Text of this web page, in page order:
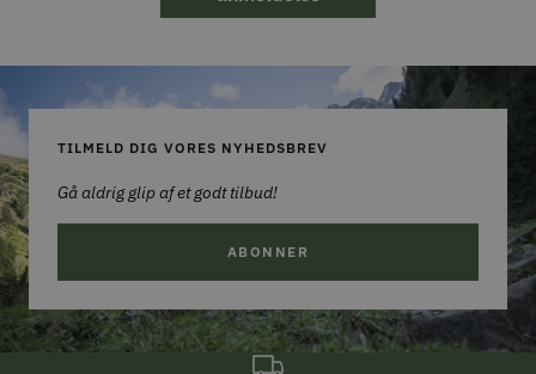
TILMELD DIG VORES NYHEDSBREV
Gå aldrig glip af et godt tilbud!
ABONNER